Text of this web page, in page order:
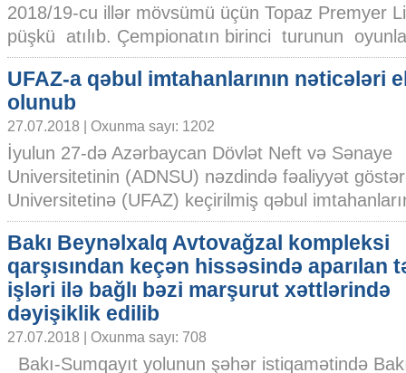
2018/19-cu illər mövsümü üçün Topaz Premyer
püşkü atılıb. Çempionatın birinci turunun
UFAZ-a qəbul imtahanlarının nəticələri
olunub
27.07.2018 | Oxunma sayı: 1202
İyulun 27-də Azərbaycan Dövlət Neft və Sənaye
Universitetinin (ADNSU) nəzdində fəaliyyət
Universitetinə (UFAZ) keçirilmiş qəbul
Bakı Beynəlxalq Avtovağzal kompleksi
qarşısından keçən hissəsində aparılan
işləri ilə bağlı bəzi marşurut xəttlərində
dəyişiklik edilib
27.07.2018 | Oxunma sayı: 708
Bakı-Sumqayıt yolunun şəhər istiqamətində